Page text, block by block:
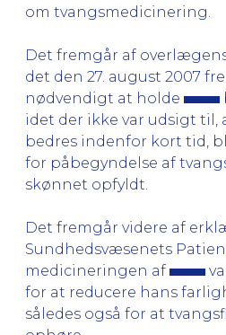
om tvangsmedicinering.
Det fremgår af
det den 27. august 2007
nødvendigt at holde
idet der ikke var udsigt til,
bedres indenfor kort tid,
for påbegyndelse af
skønnet opfyldt.
Det fremgår videre af
Sundhedsvæsenets
medicineringen af
for at reducere hans
således også for at